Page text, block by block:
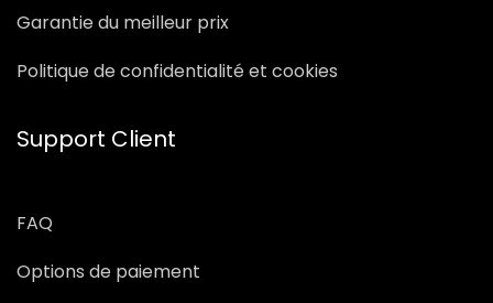
Garantie du meilleur prix
Politique de confidentialité et cookies
Support Client
FAQ
Options de paiement